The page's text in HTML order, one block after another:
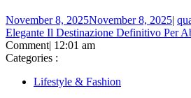
November 8, 2025November 8, 2025|
Elegante Il Destinazione Definitivo Per
Comment| 12:01 am
Categories :
Lifestyle & Fashion